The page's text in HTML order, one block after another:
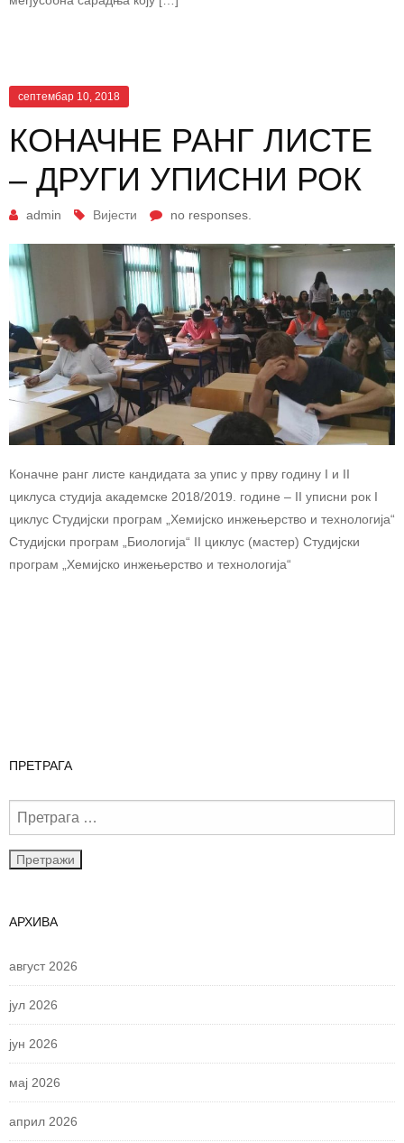
септембар 10, 2018
КОНАЧНЕ РАНГ ЛИСТЕ
– ДРУГИ УПИСНИ РОК
admin Вијести no responses.
Коначне ранг листе кандидата за упис у прву годину I и II
циклуса студија академске 2018/2019. године – II уписни рок I
циклус Студијски програм „Хемијско инжењерство и технологија“
Студијски програм „Биологија“ II циклус (мастер) Студијски
програм „Хемијско инжењерство и технологија“
ПРЕТРАГА
АРХИВА
август 2026
јул 2026
јун 2026
мај 2026
април 2026